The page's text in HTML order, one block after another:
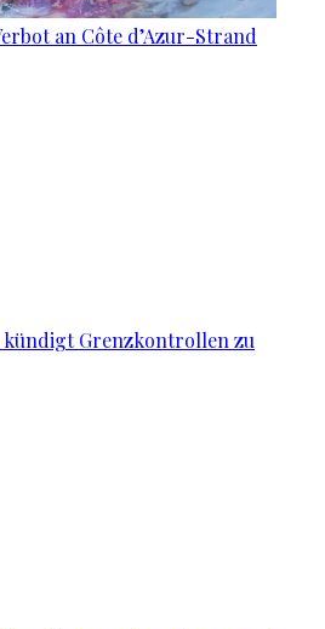
an Côte d’Azur-Strand
kündigt Grenzkontrollen zu